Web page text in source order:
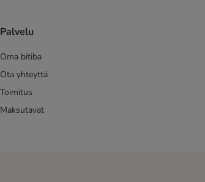
Palvelu
Oma bitiba
Ota yhteyttä
Toimitus
Maksutavat